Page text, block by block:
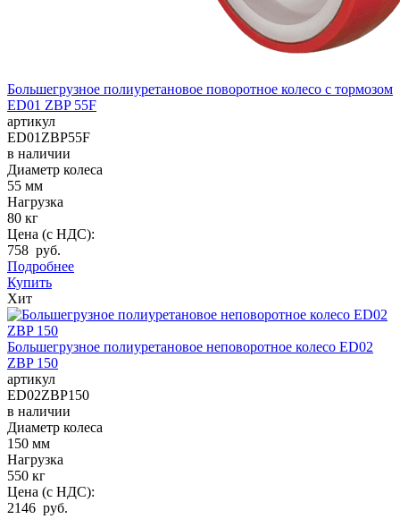
Большегрузное полиуретановое поворотное колесо с тормозом
ED01 ZBP 55F
артикул
ED01ZBP55F
в наличии
Диаметр колеса
55 мм
Нагрузка
80 кг
Цена (с НДС):
758 руб.
Подробнее
Купить
Хит
Большегрузное полиуретановое неповоротное колесо ED02
ZBP 150
артикул
ED02ZBP150
в наличии
Диаметр колеса
150 мм
Нагрузка
550 кг
Цена (с НДС):
2146 руб.